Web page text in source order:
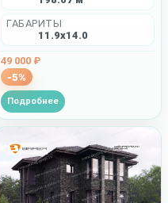
ГАБАРИТЫ
11.9x14.0
49 000 ₽
-5%
Подробнее